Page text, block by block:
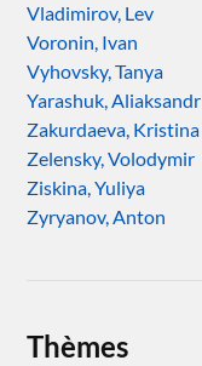
Vladimirov, Lev
Voronin, Ivan
Vyhovsky, Tanya
Yarashuk, Aliaksandr
Zakurdaeva, Kristina
Zelensky, Volodymir
Ziskina, Yuliya
Zyryanov, Anton
Thèmes